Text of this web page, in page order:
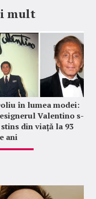
mult
în lumea modei:
Valentino s-
stins din viață la 93
ani